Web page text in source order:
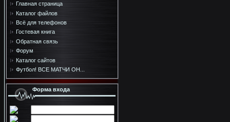
Главная страница
Каталог файлов
Всё для телефонов
Гостевая книга
Обратная связь
Форум
Каталог сайтов
Футбол! ВСЕ МАТЧИ ОН...
Форма входа